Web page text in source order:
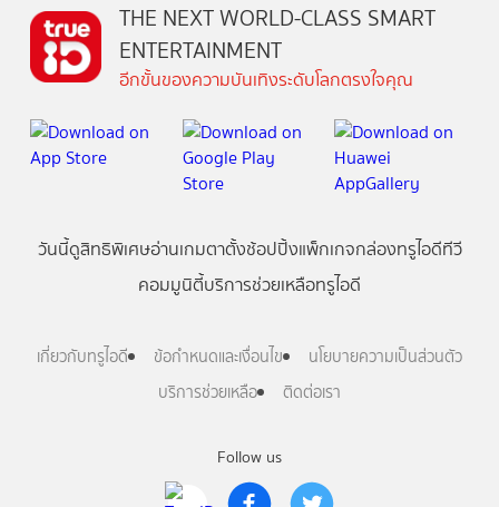
Follow us
THE NEXT WORLD-CLASS SMART
ENTERTAINMENT
อีกขั้นของความบันเทิงระดับโลกตรงใจคุณ
วันนี้ดูสิทธิพิเศษอ่านเกมตาตั้งช้อปปิ้งแพ็กเกจกล่องทรูไอดีทีวี
คอมมูนิตี้บริการช่วยเหลือทรูไอดี
เกี่ยวกับทรูไอดี ข้อกำหนดและเงื่อนไข
นโยบายความเป็นส่วนตัว
บริการช่วยเหลือ
ติดต่อเรา